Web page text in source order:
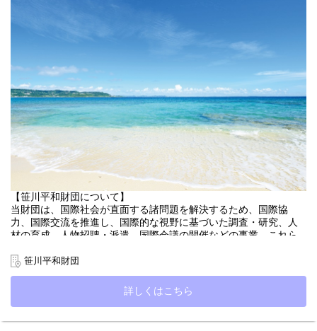
刻の度を増しています。一方人間社会では、世界各地の紛争が依
然として続いており、また既存の国際秩序からは想像できない政
治現象も頻発しています。今後、自然面・社会面の不確実性は一
層高まり、人々の不安と社会不信・分断もさらに深まっていく懸
念があります。今こそ、自然と社会を統合した科学知と、それに
基づく社会全体の取り組みが重要です。
海は生命が生まれた場です。地球表面の 7 割以上を占め、国と
国、文化と文化をつなぐ場であり、多様性が価値を生む場です。
海と人類の持続可能性を目指し、国際連携を通じて海洋科学を振
興する「国連海洋科学の 10 （UNDOS）：2021－2030」も進捗し
ており、そこで日本は重要な役割を担っています。
2007 年に海洋基本法が制定されて 20 年がたちました。総合的な
海洋政策を分野横断的に支える日本で唯一の研究所として、我々
海洋政策研究所は社会の幅広い利害関係者と連携しながら、科学
にもとづく海洋政策を国内外で推進しています。
現在当研究所は、これまでに培ってきた島嶼国をはじめとするグ
ローバルな人材ネットワークを基盤とし、研究者育成・新規事業
ム（結節点）」としての機能を大幅に拡張しようとしています。
外部資金に依存しない独立性と、現場から国際機関までをつなぐ
デュースしていく新しいフェーズを迎える中で、このダイナミッ
クな活動の一翼を担う総合推進役としての研究員（プログラムオ
フィサー）を募集します。
【笹川平和財団について】
当財団は、国際社会が直面する諸問題を解決するため、国際協
力、国際交流を推進し、国際的な視野に基づいた調査・研究、人
材の育成、人物招聘・派遣、国際会議の開催などの事業、これら
でいます。
事業を担当するプログラム・オフィサー／研究員です。
【海洋教育支援事業について】
地球温暖化や海洋汚染の進展により、海洋リテラシーを国レベル
笹川平和財団
詳しくはこちら